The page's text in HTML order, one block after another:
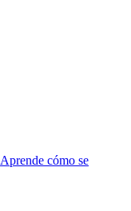
Aprende cómo se